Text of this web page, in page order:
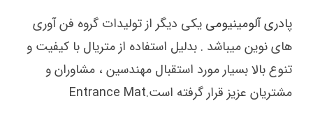
پادری آلومینیومی یکی دیگر از تولیدات گروه فن آوری
های نوین میباشد . بدلیل استفاده از متریال با کیفیت و
تنوع بالا بسیار مورد استقبال مهندسین ، مشاوران و
مشتریان عزیز قرار گرفته است.Entrance Mat